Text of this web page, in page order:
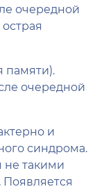
очередной
памяти).
очередной
и
синдрома.
не такими